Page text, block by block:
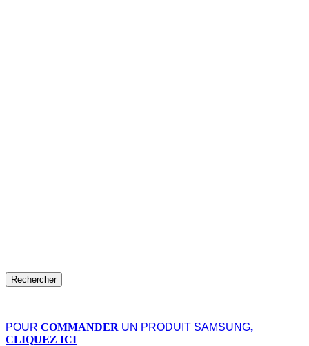
POUR COMMANDER UN PRODUIT SAMSUNG,
CLIQUEZ ICI